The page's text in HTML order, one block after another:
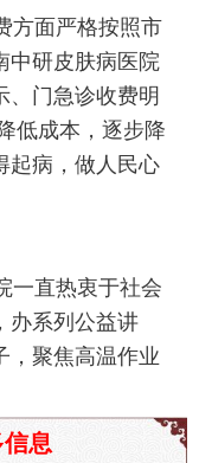
方面严格按照市
中研皮肤病医院
、门急诊收费明
低成本，逐步降
起病，做人民心
一直热衷于社会
办系列公益讲
，聚焦高温作业
息